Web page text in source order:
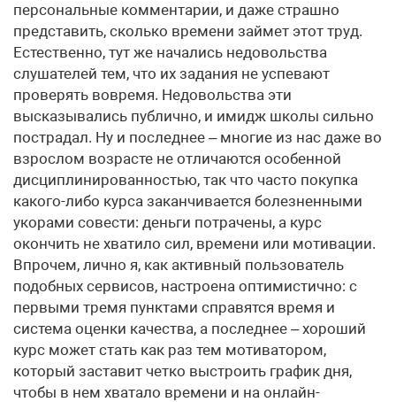
персональные комментарии, и даже страшно
представить, сколько времени займет этот труд.
Естественно, тут же начались недовольства
слушателей тем, что их задания не успевают
проверять вовремя. Недовольства эти
высказывались публично, и имидж школы сильно
пострадал. Ну и последнее – многие из нас даже во
взрослом возрасте не отличаются особенной
дисциплинированностью, так что часто покупка
какого-либо курса заканчивается болезненными
укорами совести: деньги потрачены, а курс
окончить не хватило сил, времени или мотивации.
Впрочем, лично я, как активный пользователь
подобных сервисов, настроена оптимистично: с
первыми тремя пунктами справятся время и
система оценки качества, а последнее – хороший
курс может стать как раз тем мотиватором,
который заставит четко выстроить график дня,
чтобы в нем хватало времени и на онлайн-